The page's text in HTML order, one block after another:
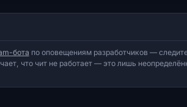
бота по оповещениям разработчиков —
что чит не работает — это лишь